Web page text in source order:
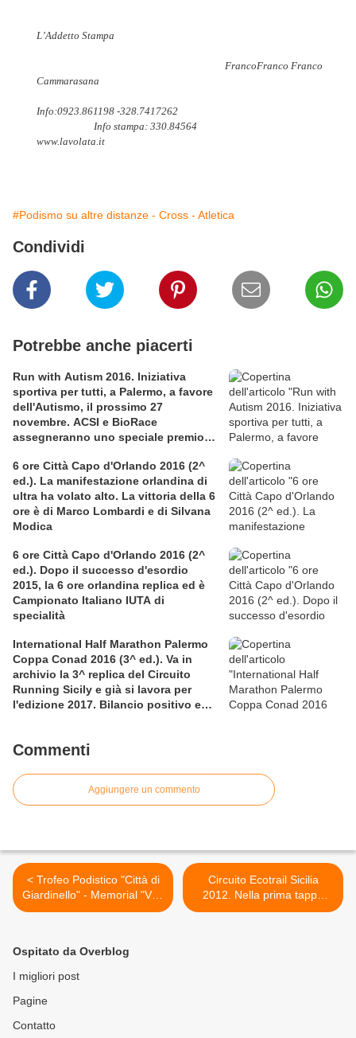
L’Addetto Stampa
FrancoFranco Franco
Cammarasana
Info:0923.861198 -328.7417262
Info stampa: 330.84564
www.lavolata.it
#Podismo su altre distanze - Cross - Atletica
Condividi
Potrebbe anche piacerti
Run with Autism 2016. Iniziativa
sportiva per tutti, a Palermo, a favore
dell'Autismo, il prossimo 27
novembre. ACSI e BioRace
assegneranno uno speciale premio
6 ore Città Capo d'Orlando 2016 (2^
ed.). La manifestazione orlandina di
ultra ha volato alto. La vittoria della 6
ore è di Marco Lombardi e di Silvana
Modica
6 ore Città Capo d'Orlando 2016 (2^
ed.). Dopo il successo d'esordio
2015, la 6 ore orlandina replica ed è
Campionato Italiano IUTA di
specialità
International Half Marathon Palermo
Coppa Conad 2016 (3^ ed.). Va in
archivio la 3^ replica del Circuito
Running Sicily e già si lavora per
l'edizione 2017. Bilancio positivo e
Commenti
Aggiungere un commento
< Trofeo Podistico "Città di
Giardinello" - Memorial "Vito
De Luca" (1^ ed.). I
vincitori
Circuito Ecotrail Sicilia
2012. Nella prima tappa
dell'Ecotrail della Luna, la
Ospitato da Overblog
I migliori post
Pagine
Contatto